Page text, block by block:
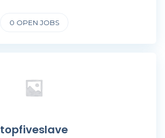
0 OPEN JOBS
topfiveslave